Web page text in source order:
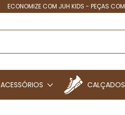
ECONOMIZE COM JUH KIDS - PEÇAS
ACESSÓRIOS CALÇADOS